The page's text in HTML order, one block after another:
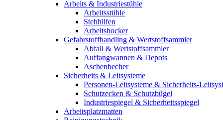
Arbeits & Industriestühle
Arbeitsstühle
Stehhilfen
Arbeitshocker
Gefahrstoffhandling & Wertstoffsammler
Abfall & Wertstoffsammler
Auffangwannen & Depots
Aschenbecher
Sicherheits & Leitsysteme
Personen-Leitsysteme & Sicherheits-
Schutzecken & Schutzbügel
Industriespiegel & Sicherheitsspiegel
Arbeitsplatzmatten